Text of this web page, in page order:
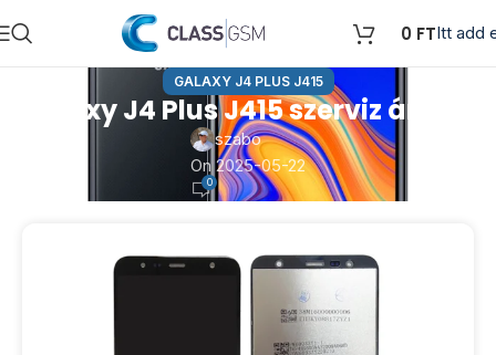
0 FTItt add
GALAXY J4 PLUS J415
Galaxy J4 Plus J415 szerviz árlista
szabo
On 2025-05-22
0